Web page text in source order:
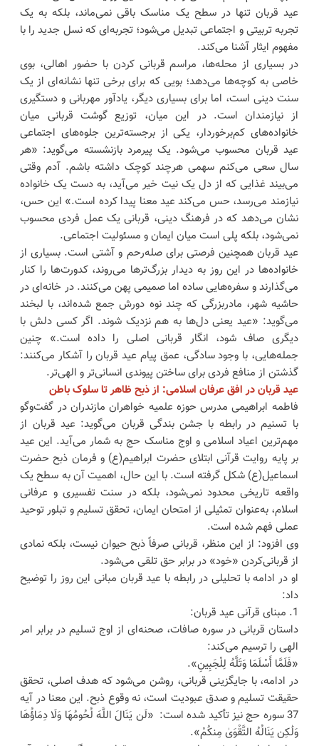
عید قربان تنها در سطح یک مناسک باقی نمی‌ماند، بلکه به یک
تجربه تربیتی و اجتماعی تبدیل می‌شود؛ تجربه‌ای که نسل جدید را با
مفهوم ایثار آشنا می‌کند.
در بسیاری از محله‌ها، مراسم قربانی کردن با حضور اهالی، بوی
خاصی به کوچه‌ها می‌دهد؛ بویی که برای برخی تنها نشانه‌ای از یک
سنت دینی است، اما برای بسیاری دیگر، یادآور مهربانی و دستگیری
از نیازمندان است. در این میان، توزیع گوشت قربانی میان
خانواده‌های کم‌برخوردار، یکی از برجسته‌ترین جلوه‌های اجتماعی
عید قربان محسوب می‌شود. یک پیرمرد بازنشسته می‌گوید: «هر
سال سعی می‌کنم سهمی هرچند کوچک داشته باشم. آدم وقتی
می‌بیند غذایی که از دل یک نیت خیر می‌آید، به دست یک خانواده
نیازمند می‌رسد، حس می‌کند عید معنا پیدا کرده است.» این حس،
نشان می‌دهد که در فرهنگ دینی، قربانی یک عمل فردی محسوب
نمی‌شود، بلکه پلی است میان ایمان و مسئولیت اجتماعی.
عید قربان همچنین فرصتی برای صله‌رحم و آشتی است. بسیاری از
خانواده‌ها در این روز به دیدار بزرگ‌ترها می‌روند، کدورت‌ها را کنار
می‌گذارند و سفره‌هایی ساده اما صمیمی پهن می‌کنند. در خانه‌ای در
حاشیه شهر، مادربزرگی که چند نوه دورش جمع شده‌اند، با لبخند
می‌گوید: «عید یعنی دل‌ها به هم نزدیک شوند. اگر کسی دلش با
دیگری صاف شود، انگار قربانی اصلی را داده است.» چنین
جمله‌هایی، با وجود سادگی، عمق پیام عید قربان را آشکار می‌کنند:
گذشتن از منافع فردی برای ساختن پیوندی انسانی‌تر و الهی‌تر.
عید قربان در افق عرفان اسلامی: از ذبح ظاهر تا سلوک باطن
فاطمه ابراهیمی مدرس حوزه علمیه خواهران مازندران در گفت‌وگو
با تسنیم در رابطه با جشن بندگی قربان می‌گوید: عید قربان از
مهم‌ترین اعیاد اسلامی و اوج مناسک حج به شمار می‌آید. این عید
بر پایه روایت قرآنی ابتلای حضرت ابراهیم(ع) و فرمان ذبح حضرت
اسماعیل(ع) شکل گرفته است. با این حال، اهمیت آن به سطح یک
واقعه تاریخی محدود نمی‌شود، بلکه در سنت تفسیری و عرفانی
اسلام، به‌عنوان تمثیلی از امتحان ایمان، تحقق تسلیم و تبلور توحید
عملی فهم شده است.
وی افزود: از این منظر، قربانی صرفاً ذبح حیوان نیست، بلکه نمادی
از قربانی‌کردن «خود» در برابر حق تلقی می‌شود.
او در ادامه با تحلیلی در رابطه با عید قربان مبانی این روز را توضیح
داد:
1. مبنای قرآنی عید قربان:
داستان قربانی در سوره صافات، صحنه‌ای از اوج تسلیم در برابر امر
الهی را ترسیم می‌کند:
«فَلَمَّا أَسْلَمَا وَتَلَّهُ لِلْجَبِینِ».
در ادامه، با جایگزینی قربانی، روشن می‌شود که هدف اصلی، تحقق
حقیقت تسلیم و صدق عبودیت است، نه وقوع ذبح. این معنا در آیه
37 سوره حج نیز تأکید شده است: «لَن یَنَالَ اللَّهَ لُحُومُهَا وَلَا دِمَاؤُهَا
وَلَٰکِن یَنَالُهُ التَّقْوَىٰ مِنکُمْ».